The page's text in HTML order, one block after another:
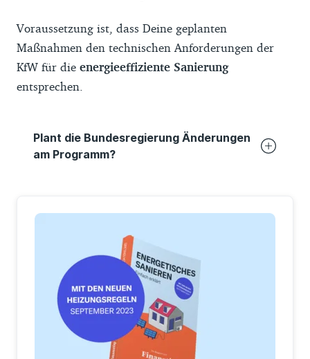
Voraussetzung ist, dass Deine geplanten
Maßnahmen den technischen Anforderungen der
KfW für die energieeffiziente Sanierung
entsprechen.
Plant die Bundesregierung Änderungen
am Programm?
Neubau und die Sanierung von
Wohngebäuden vereinfacht und
zusammengefasst werden sollen. Zukünftig
soll es nur noch jeweils ein Programm
geben. Wann es zu dieser Änderung
kommt, ist aktuell noch unklar.